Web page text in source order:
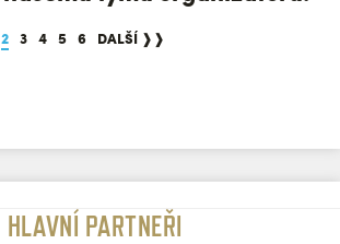
2 3 4 5 6 DALŠÍ ❱❱
HLAVNÍ PARTNEŘI